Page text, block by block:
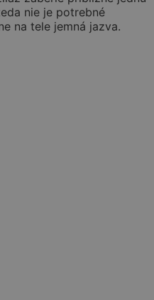
nie je potrebné
na tele jemná jazva.